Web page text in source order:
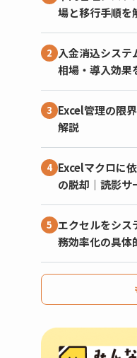
場と移行手順を
入金消込システ
相場・導入効果
Excel管理の限
解説
Excelマクロに
の脱却｜読影サ
一元化したシス
エクセルをシス
務効率化の具体